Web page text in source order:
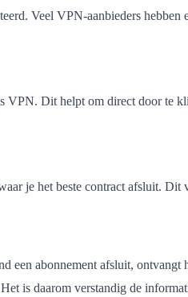
Veel VPN-aanbieders
Dit helpt om direct door te
je het beste contract afsluit.
abonnement afsluit,
is daarom verstandig de